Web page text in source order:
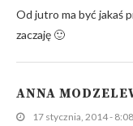
Od jutro ma być jakaś
zaczaję 🙂
ANNA
17 stycznia, 2014 -